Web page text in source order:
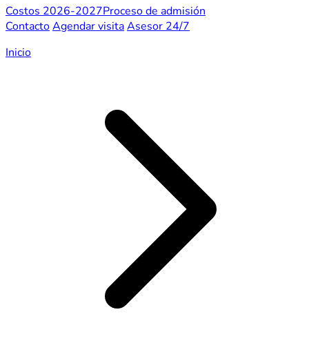
Costos 2026-2027Proceso de admisión
ContactoAgendar visitaAsesor 24/7
Inicio